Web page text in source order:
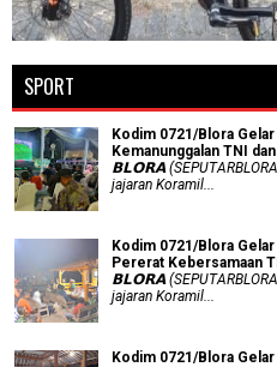
SPORT
Kodim 0721/Blora
Kemanunggalan TNI
𝗕𝗟𝗢𝗥𝗔
jajaran Koramil...
Kodim 0721/Blora
Pererat Kebersamaan
𝗕𝗟𝗢𝗥𝗔
jajaran Koramil...
Kodim 0721/Blora